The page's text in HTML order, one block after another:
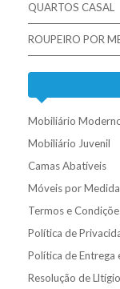
QUARTOS CASAL
ROUPEIRO POR
Mobiliário
Mobiliário Juvenil
Camas Abatíveis
Móveis por Medida
Termos e
Política de
Política de Entrega
Resolução de